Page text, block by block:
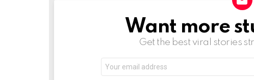
NEWSLETTERWant more
Get the best viral stories
address: